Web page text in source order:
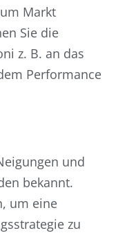
Markt
Sie die
z. B. an das
Performance
und
bekannt.
um eine
zu